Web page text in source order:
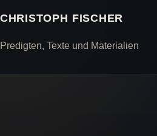
CHRISTOPH FISCHER
Predigten, Texte und Materialien